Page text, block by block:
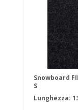
Snowboard
S
Lunghezza: